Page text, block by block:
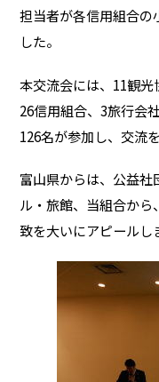
担当者が各信用組合の
した。
本交流会には、11観光
26信用組合、3旅行会
126名が参加し、交流
富山県からは、公益
ル・旅館、当組合か
致を大いにアピールし